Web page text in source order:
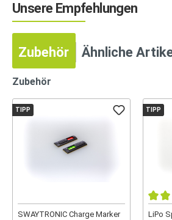
Unsere Empfehlungen
Zubehör Ähnliche
Zubehör
TIPP
SWAYTRONIC Charge Marker
TIPP
LiPo